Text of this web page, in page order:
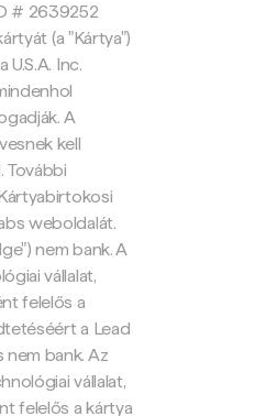
# 2639252
(a "Kártya")
U.S.A. Inc.
A
kell
További
weboldalát.
nem bank. A
vállalat,
felelős a
a Lead
nem bank. Az
vállalat,
felelős a kártya